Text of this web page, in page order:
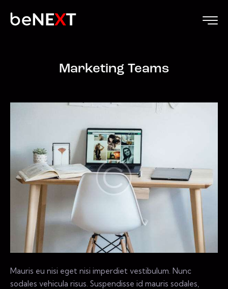
Marketing Teams
Mauris eu nisi eget nisi imperdiet vestibulum. Nunc
sodales vehicula risus. Suspendisse id mauris sodales,